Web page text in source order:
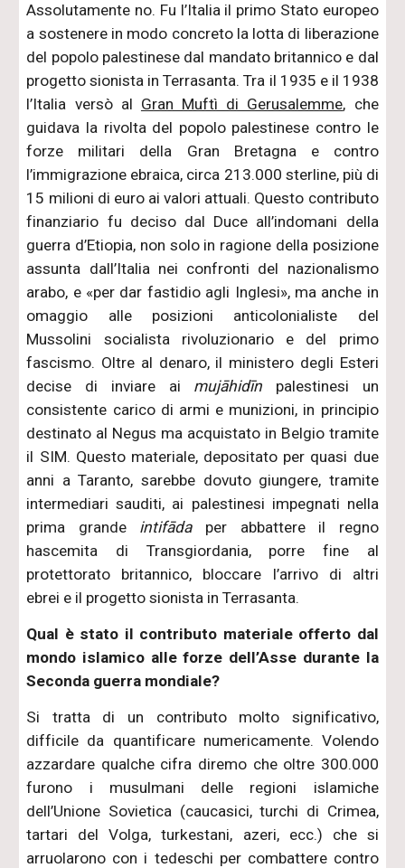
Assolutamente no. Fu l’Italia il primo Stato europeo
a sostenere in modo concreto la lotta di liberazione
del popolo palestinese dal mandato britannico e dal
progetto sionista in Terrasanta. Tra il 1935 e il 1938
l’Italia versò al Gran Muftì di Gerusalemme, che
guidava la rivolta del popolo palestinese contro le
forze militari della Gran Bretagna e contro
l’immigrazione ebraica, circa 213.000 sterline, più di
15 milioni di euro ai valori attuali. Questo contributo
finanziario fu deciso dal Duce all’indomani della
guerra d’Etiopia, non solo in ragione della posizione
assunta dall’Italia nei confronti del nazionalismo
arabo, e «per dar fastidio agli Inglesi», ma anche in
omaggio alle posizioni anticolonialiste del
Mussolini socialista rivoluzionario e del primo
fascismo. Oltre al denaro, il ministero degli Esteri
decise di inviare ai mujāhidīn palestinesi un
consistente carico di armi e munizioni, in principio
destinato al Negus ma acquistato in Belgio tramite
il SIM. Questo materiale, depositato per quasi due
anni a Taranto, sarebbe dovuto giungere, tramite
intermediari sauditi, ai palestinesi impegnati nella
prima grande intifādaper abbattere il regno
hascemita di Transgiordania, porre fine al
protettorato britannico, bloccare l’arrivo di altri
ebrei e il progetto sionista in Terrasanta.
Qual è stato il contributo materiale offerto dal
mondo islamico alle forze dell’Asse durante la
Seconda guerra mondiale?
Si tratta di un contributo molto significativo,
difficile da quantificare numericamente. Volendo
azzardare qualche cifra diremo che oltre 300.000
furono i musulmani delle regioni islamiche
dell’Unione Sovietica (caucasici, turchi di Crimea,
tartari del Volga, turkestani, azeri, ecc.) che si
arruolarono con i tedeschi per combattere contro